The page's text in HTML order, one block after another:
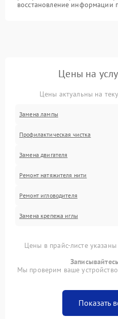
восстановление информации
Цены на
Цены актуальны на
Замена лампы
Профилактическая чистка
Замена двигателя
Ремонт натяжителя нити
Ремонт игловодителя
Замена крепежа иглы
Цены в прайс-листе
Мы проверим ваше
Показать